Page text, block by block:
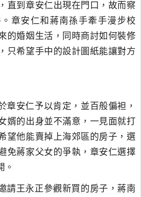
直到章安仁出現在門口，故而察
章安仁和蔣南孫手牽手漫步校
的婚姻生活，同時商討如何裝修
只希望手中的設計圖紙能讓對方
章安仁予以肯定，並百般偏袒，
婿的出身並不滿意，一見面就打
望他能賣掉上海郊區的房子，選
免蔣家父女的爭執，章安仁選擇
。
請王永正參觀新買的房子，蔣南